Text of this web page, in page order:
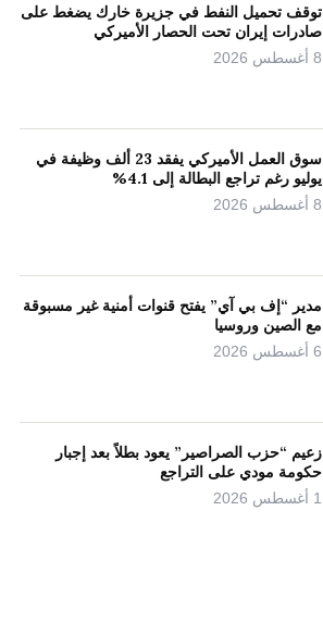
توقف تحميل النفط في جزيرة خارك يضغط على
صادرات إيران تحت الحصار الأميركي
8 أغسطس 2026
سوق العمل الأميركي يفقد 23 ألف وظيفة في
يوليو رغم تراجع البطالة إلى 4.1%
8 أغسطس 2026
مدير “إف بي آي” يفتح قنوات أمنية غير مسبوقة
مع الصين وروسيا
6 أغسطس 2026
زعيم “حزب الصراصير” يعود بطلاً بعد إجبار
حكومة مودي على التراجع
1 أغسطس 2026